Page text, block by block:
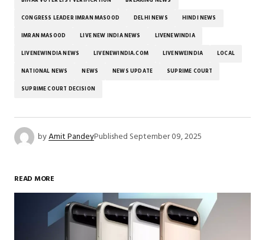
CONGRESS LEADER IMRAN MASOOD DELHI NEWS HINDI NEWS
IMRAN MASOOD LIVE NEW INDIA NEWS LIVENEWINDIA
LIVENEWINDIA NEWS LIVENEWINDIA.COM LIVENWEINDIA LOCAL
NATIONAL NEWS NEWS NEWS UPDATE SUPRIME COURT
SUPRIME COURT DECISION
byAmit PandeyPublished September 09, 2025
READ MORE